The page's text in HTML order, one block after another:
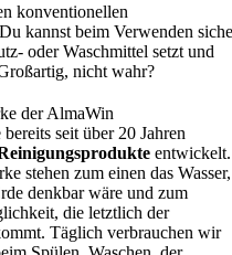
konventionellen
kannst beim Verwenden
oder Waschmittel setzt und
nicht wahr?
der AlmaWin
seit über 20 Jahren
entwickelt.
stehen zum einen das Wasser,
denkbar wäre und zum
die letztlich der
Täglich verbrauchen wir